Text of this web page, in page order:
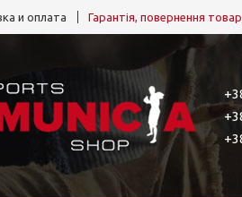
и оплата Гарантія, повернення